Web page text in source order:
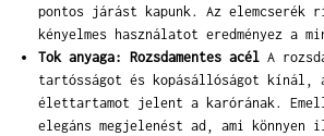
pontos járást kapunk. Az elemcserék
kényelmes használatot eredményez a
Tok anyaga: Rozsdamentes acél A
tartósságot és kopásállóságot kínál,
élettartamot jelent a karórának.
elegáns megjelenést ad, ami